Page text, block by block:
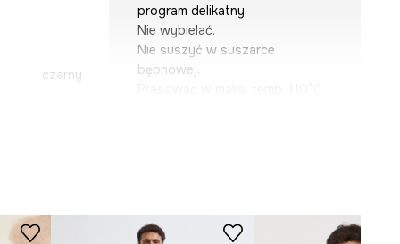
czarny
program delikatny.
Nie wybielać.
Nie suszyć w suszarce
bębnowej.
Dekolt
Krój:
relaxed fit